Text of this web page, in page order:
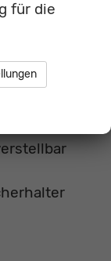
hinten
für die